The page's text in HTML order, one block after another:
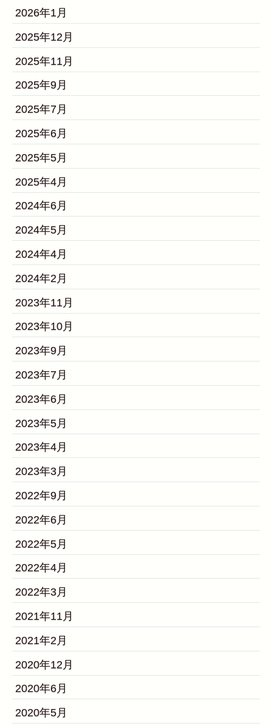
2026年1月
2025年12月
2025年11月
2025年9月
2025年7月
2025年6月
2025年5月
2025年4月
2024年6月
2024年5月
2024年4月
2024年2月
2023年11月
2023年10月
2023年9月
2023年7月
2023年6月
2023年5月
2023年4月
2023年3月
2022年9月
2022年6月
2022年5月
2022年4月
2022年3月
2021年11月
2021年2月
2020年12月
2020年6月
2020年5月